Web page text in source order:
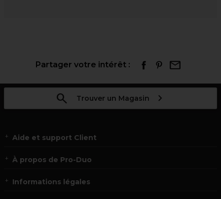
Partager votre intérêt :
Trouver un Magasin
Aide et support Client
À propos de Pro-Duo
Informations légales